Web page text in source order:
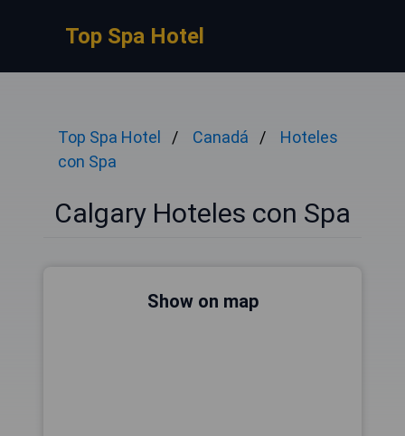
Top Spa Hotel
Top Spa Hotel Canadá
Hoteles
con Spa
Calgary Hoteles con Spa
Show on map